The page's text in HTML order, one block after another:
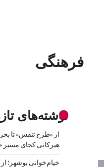
فرهنگی
نوشته‌های
از «طرح تنفس» تا
هیرکانی کجای مسیر
خیام‌خوانی بوشهر؛